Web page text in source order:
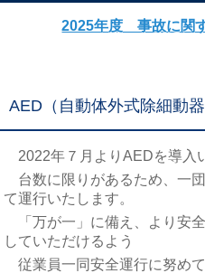
2025年度 事故に関
AED（自動体外式除細動
2022年７月よりAEDを導入
台数に限りがあるため、一
て運行いたします。
「万が一」に備え、より安
していただけるよう
従業員一同安全運行に努めて